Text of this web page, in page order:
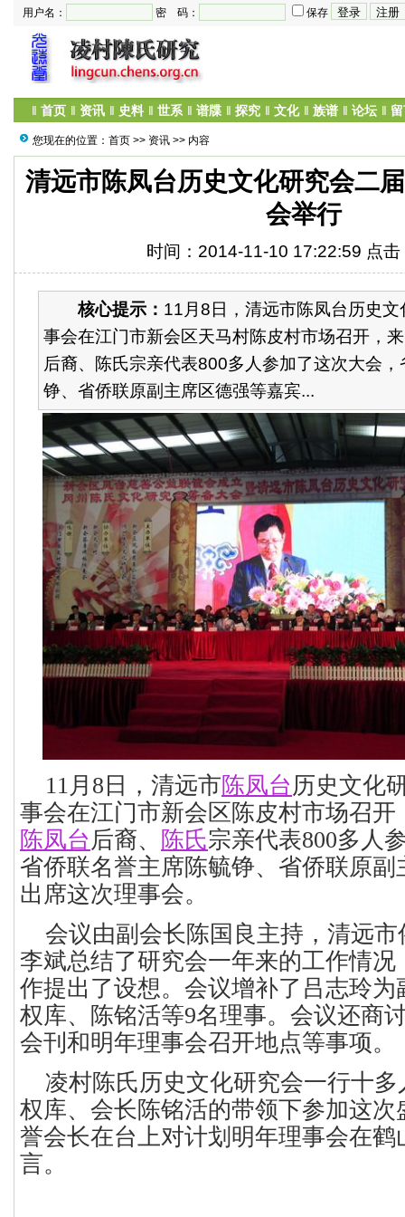
用户名： 密 码： 保存
‖ 首页 ‖ 资讯 ‖ 史料 ‖ 世系 ‖ 谱牒 ‖ 探究 ‖ 文化 ‖ 族谱 ‖ 论坛 ‖
您现在的位置： 首页 >> 资讯 >> 内容
清远市陈凤台历史文化研究会二
会举行
时间：2014-11-10 17:22:59 点击
核心提示： 11月8日，清远市陈凤台历史
事会在江门市新会区天马村陈皮村市场召开，
后裔、陈氏宗亲代表800多人参加了这次大会
铮、省侨联原副主席区德强等嘉宾...
11月8日， 清远市陈凤台历史文化
事会在江门市新会区陈皮村市场召开
陈凤台 后裔、 陈氏宗亲代表800多人
省侨联名誉主席陈毓铮、省侨联原
出席这次理事会。
会议由副会长陈国良主持，清远市
李斌总结了研究会一年来的工作情况
作提出了设想。会议增补了吕志玲为
权库、陈铭活等9名理事。会议还商
会刊和明年理事会召开地点等事项。
凌村陈氏历史文化研究会一行十多
权库、会长陈铭活的带领下参加这
誉会长在台上对计划明年理事会在
言。